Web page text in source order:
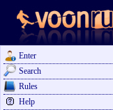
Enter
Search
Rules
Help